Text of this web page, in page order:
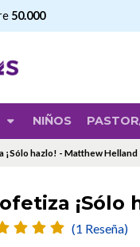
NIÑOS
50.000
¡Sólo hazlo! - Matthew Helland
¡Sólo
(1 Reseña)